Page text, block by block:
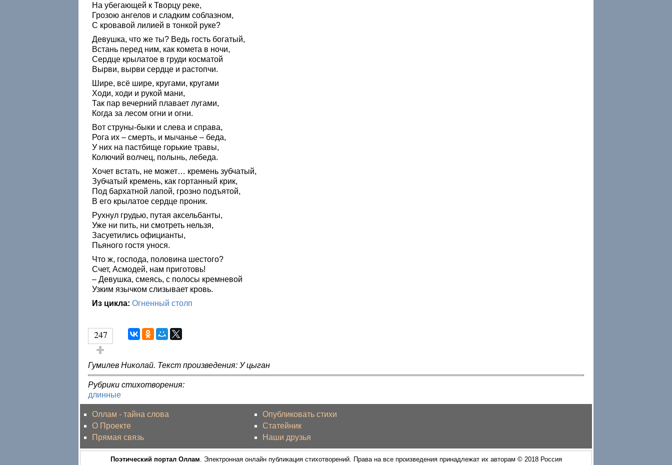
На убегающей к Творцу реке,
Грозою ангелов и сладким соблазном,
С кровавой лилией в тонкой руке?
Девушка, что же ты? Ведь гость богатый,
Встань перед ним, как комета в ночи,
Сердце крылатое в груди косматой
Вырви, вырви сердце и растопчи.
Шире, всё шире, кругами, кругами
Ходи, ходи и рукой мани,
Так пар вечерний плавает лугами,
Когда за лесом огни и огни.
Вот струны-быки и слева и справа,
Рога их – смерть, и мычанье – беда,
У них на пастбище горькие травы,
Колючий волчец, полынь, лебеда.
Хочет встать, не может… кремень зубчатый,
Зубчатый кремень, как гортанный крик,
Под бархатной лапой, грозно подъятой,
В его крылатое сердце проник.
Рухнул грудью, путая аксельбанты,
Уже ни пить, ни смотреть нельзя,
Засуетились официанты,
Пьяного гостя унося.
Что ж, господа, половина шестого?
Счет, Асмодей, нам приготовь!
– Девушка, смеясь, с полосы кремневой
Узким язычком слизывает кровь.
Из цикла: Огненный столп
247
Голос за!
Гумилев Николай. Текст произведения: У цыган
Рубрики стихотворения:
длинные
Оллам - тайна слова
О Проекте
Прямая связь
Опубликовать стихи
Статейник
Наши друзья
Поэтический портал Оллам . Электронная онлайн публикация стихотворений. Права на все произведения принадлежат их авторам © 2018 Россия